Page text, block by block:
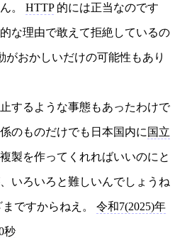
。 HTTP的には正当なのです
的な理由で敢えて拒絶しているの
がおかしいだけの可能性もあり
するような事態もあったわけで
のものだけでも日本国内に 国立
製を作ってくれればいいのにと
いろいろと難しいんでしょうね
ですからねえ。 令和7(2025)年
秒